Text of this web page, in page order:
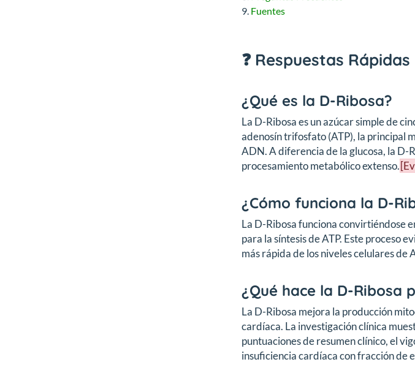
Fuentes
❓ Respuestas Rápidas
¿Qué es la D-Ribosa?
La D-Ribosa es un azúcar simple de
adenosín trifosfato (ATP), la principal
ADN. A diferencia de la glucosa, la
procesamiento metabólico extenso.
¿Cómo funciona la D-
La D-Ribosa funciona convirtiéndose
para la síntesis de ATP. Este proceso
más rápida de los niveles celulares de
¿Qué hace la D-Ribosa
La D-Ribosa mejora la producción
cardíaca. La investigación clínica
puntuaciones de resumen clínico, el
insuficiencia cardíaca con fracción de